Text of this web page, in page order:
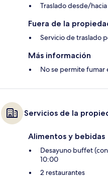
Traslado desde/
Fuera de la
Servicio de traslado
Más información
No se permite fumar
Servicios de la
Alimentos y bebidas
Desayuno buffet
10:00
2 restaurantes